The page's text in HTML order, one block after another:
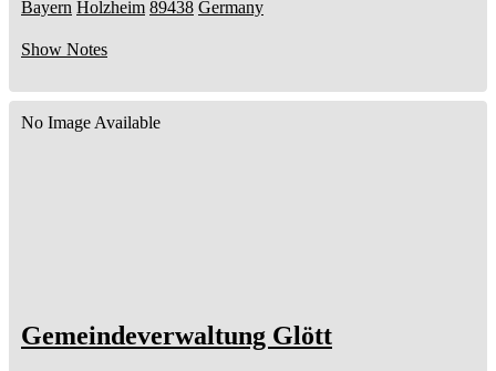
Bayern Holzheim 89438 Germany
Show Notes
No Image Available
Gemeindeverwaltung Glött